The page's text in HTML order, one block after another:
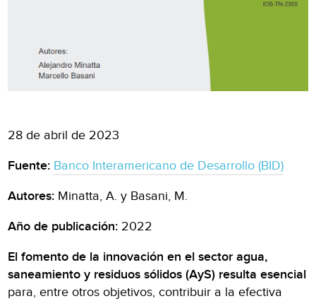
28 de abril de 2023
Fuente: Banco Interamericano de Desarrollo (BID)
Autores: Minatta, A. y Basani, M.
Año de publicación: 2022
El fomento de la innovación en el sector agua,
saneamiento y residuos sólidos (AyS) resulta esencial
para, entre otros objetivos, contribuir a la efectiva